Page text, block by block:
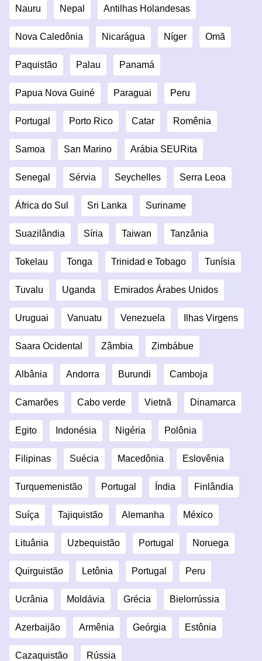
Nauru Nepal Antilhas Holandesas
Nova Caledônia Nicarágua Níger Omã
Paquistão Palau Panamá
Papua Nova Guiné Paraguai Peru
Portugal Porto Rico Catar Romênia
Samoa San Marino Arábia SEURita
Senegal Sérvia Seychelles Serra Leoa
África do Sul Sri Lanka Suriname
Suazilândia Síria Taiwan Tanzânia
Tokelau Tonga Trinidad e Tobago Tunísia
Tuvalu Uganda Emirados Árabes Unidos
Uruguai Vanuatu Venezuela Ilhas Virgens
Saara Ocidental Zâmbia Zimbábue
Albânia Andorra Burundi Camboja
Camarões Cabo verde Vietnã Dinamarca
Egito Indonésia Nigéria Polônia
Filipinas Suécia Macedônia Eslovênia
Turquemenistão Portugal Índia Finlândia
Suíça Tajiquistão Alemanha México
Lituânia Uzbequistão Portugal Noruega
Quirguistão Letônia Portugal Peru
Ucrânia Moldávia Grécia Bielorrússia
Azerbaijão Armênia Geórgia Estônia
Cazaquistão Rússia